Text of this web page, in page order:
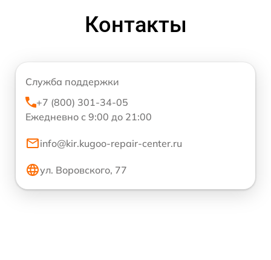
Контакты
Служба поддержки
+7 (800) 301-34-05
Ежедневно с 9:00 до 21:00
info@kir.kugoo-repair-center.ru
ул. Воровского, 77